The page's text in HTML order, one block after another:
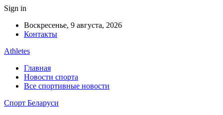
Sign in
Воскресенье, 9 августа, 2026
Контакты
Athletes
Главная
Новости спорта
Все спортивные новости
Спорт Беларуси